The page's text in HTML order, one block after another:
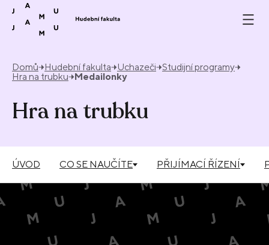
Přeskočit na obsah
Domů Hudební fakulta Uchazeči Studijní programy
Hra na trubku
Medailonky
Hra na trubku
ÚVOD CO SE NAUČÍTE PŘIJÍMACÍ ŘÍZENÍ